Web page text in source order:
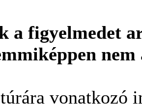
a figyelmedet
vonatkozó